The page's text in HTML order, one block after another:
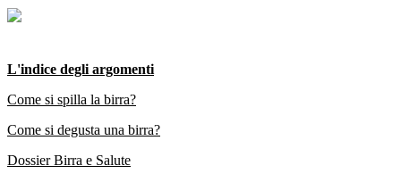
L'indice degli argomenti
Come si spilla la birra?
Come si degusta una birra?
Dossier Birra e Salute